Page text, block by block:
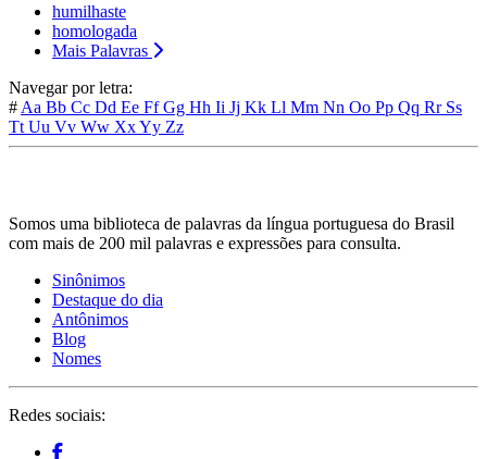
humilhaste
homologada
Mais Palavras
Navegar por letra:
# Aa Bb Cc Dd Ee FfGg Hh Ii Jj Kk Ll Mm Nn Oo Pp Qq Rr Ss
Tt Uu Vv Ww XxYy Zz
Somos uma biblioteca de palavras da língua portuguesa do Brasil
com mais de 200 mil palavras e expressões para consulta.
Sinônimos
Destaque do dia
Antônimos
Blog
Nomes
Redes sociais: